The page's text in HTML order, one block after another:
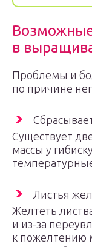
в
Проблемы и
по причине
Существует
массы у
Листья
Желтеть
и из-за
к пожелтению